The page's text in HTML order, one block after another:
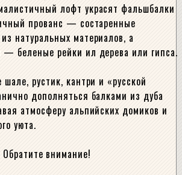
лофт украсят фальшбалки
прованс — состаренные
натуральных материалов, а
беленые рейки ил дерева или гипса.
рустик, кантри и «русской
дополняться балками из дуба
атмосферу альпийских домиков и
уюта.
Обратите внимание!